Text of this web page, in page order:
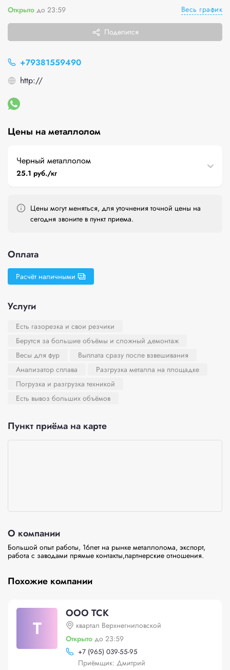
Открыто до 23:59 Весь график
Поделится
+79381559490
http://
Цены на металлолом
Черный металлолом
25.1 руб./кг
Цены могут меняться, для уточнения точной цены на
сегодня звоните в пункт приема.
Оплата
Расчёт наличными
Услуги
Есть газорезка и свои резчики
Берутся за большие объёмы и сложный демонтаж
Весы для фур
Выплата сразу после взвешивания
Анализатор сплава
Разгрузка металла на площадке
Погрузка и разгрузка техникой
Есть вывоз больших объёмов
Пункт приёма на карте
О компании
Большой опыт работы, 16лет на рынке металлолома, экспорт,
работа с заводами прямые контакты,партнерские отношения.
Похожие компании
Т
ООО ТСК
квартал Верхнегниловской
Открыто до 23:59
+7 (965) 039-55-95
Приёмщик: Дмитрий